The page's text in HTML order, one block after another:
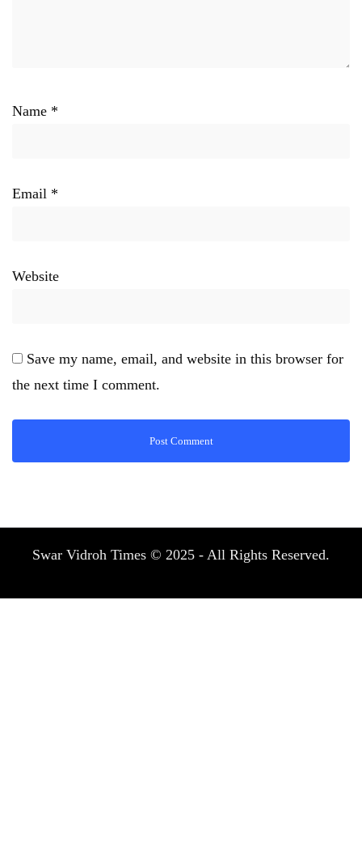
Name *
Email *
Website
Save my name, email, and website in this browser for
the next time I comment.
Swar Vidroh Times © 2025 - All Rights Reserved.